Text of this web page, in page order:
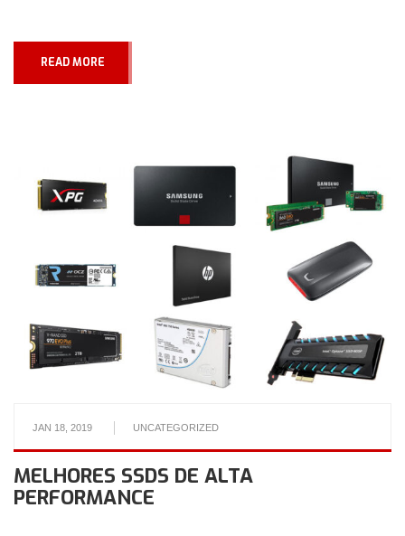
READ MORE
JAN 18, 2019 UNCATEGORIZED
MELHORES SSDS DE ALTA
PERFORMANCE